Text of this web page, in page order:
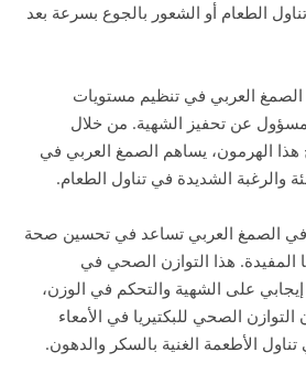
الطعام أو الشعور بالجوع بسرعة بعد
الصمغ العربي في تنظيم مستويات
عن تحفيز الشهية. من خلال
هذا الهرمون، يساهم الصمغ العربي في
والرغبة الشديدة في تناول الطعام.
في الصمغ العربي تساعد في تحسين صحة
المفيدة. هذا التوازن الصحي في
إيجابي على الشهية والتحكم في الوزن،
الصحي للبكتيريا في الأمعاء
الأطعمة الغنية بالسكر والدهون.